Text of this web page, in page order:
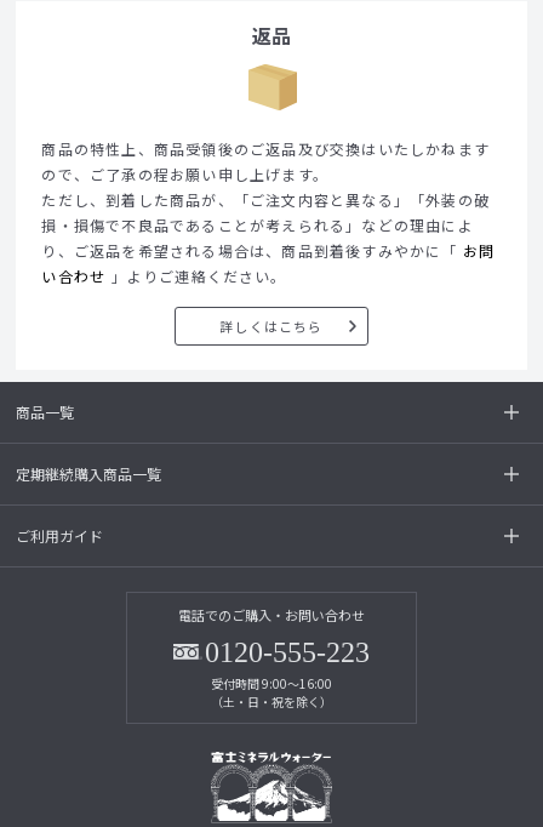
返品
商品の特性上、商品受領後のご返品及び交換はいたしかねます
ので、ご了承の程お願い申し上げます。
ただし、到着した商品が、「ご注文内容と異なる」「外装の破
損・損傷で不良品であることが考えられる」などの理由によ
り、ご返品を希望される場合は、商品到着後すみやかに「 お問
い合わせ 」よりご連絡ください。
詳しくはこちら
商品一覧
定期継続購入商品一覧
ご利用ガイド
電話でのご購入・お問い合わせ
0120-555-223
受付時間 9:00～16:00
（土・日・祝を除く）